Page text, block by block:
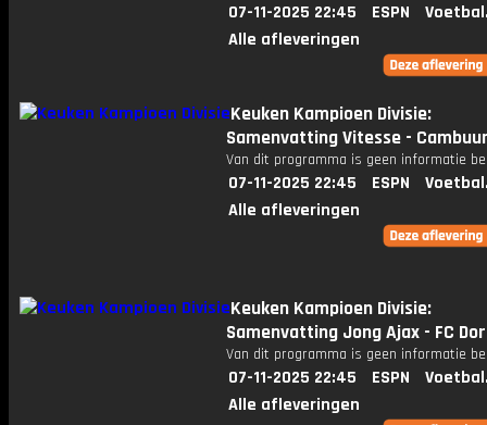
07-11-2025 22:45 ESPN
Alle afleveringen
Keuken Kampioen Divisie:
Samenvatting Vitesse -
Van dit programma is geen informatie
07-11-2025 22:45 ESPN
Alle afleveringen
Keuken Kampioen Divisie:
Samenvatting Jong Ajax - FC
Van dit programma is geen informatie
07-11-2025 22:45 ESPN
Alle afleveringen